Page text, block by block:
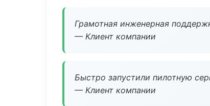
Грамотная инженерная
— Клиент компании
Быстро запустили пилотную
— Клиент компании